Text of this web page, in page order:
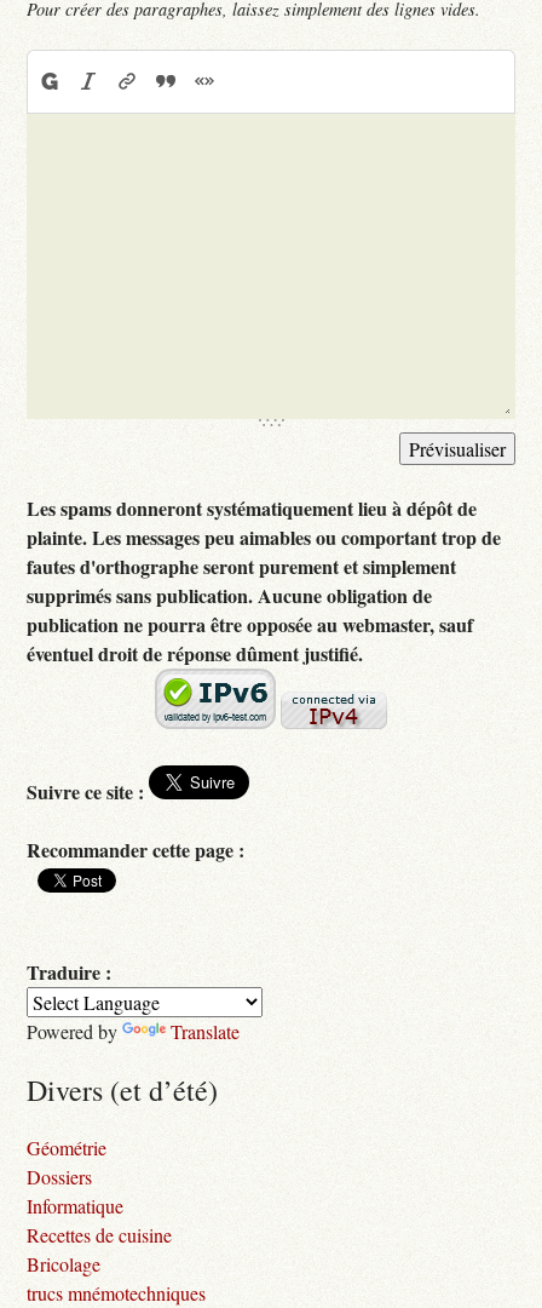
Pour créer des paragraphes, laissez simplement des lignes vides.
Les spams donneront systématiquement lieu à dépôt de
plainte. Les messages peu aimables ou comportant trop de
fautes d'orthographe seront purement et simplement
supprimés sans publication. Aucune obligation de
publication ne pourra être opposée au webmaster, sauf
éventuel droit de réponse dûment justifié.
Suivre ce site :
Recommander cette page :
Traduire :
Powered by Translate
Divers (et d’été)
Géométrie
Dossiers
Informatique
Recettes de cuisine
Bricolage
trucs mnémotechniques